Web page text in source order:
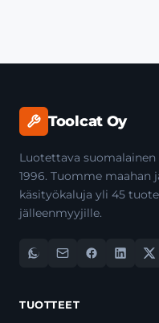
Toolcat Oy
Luotettava
1996. Tuomme maahan
käsityökaluja yli 45
jälleenmyyjille.
TUOTTEET